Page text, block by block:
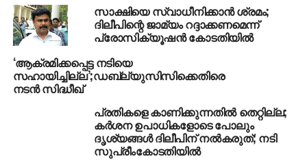
സാക്ഷിയെ സ്വാധീനിക്കാന്‍ ശ്രമം;
ദിലീപിന്റെ ജാമ്യം റദ്ദാക്കണമെന്ന്
പ്രോസിക്യൂഷന്‍ കോടതിയില്‍
‘ആക്രമിക്കപ്പെട്ട നടിയെ
സഹായിച്ചില്ല’;ഡബ്ല്യുസിസിക്കെതിരെ
നടന്‍ സിദ്ധീഖ്
പ്രതികളെ കാണിക്കുന്നതില്‍ തെറ്റില്ല;
കര്‍ശന ഉപാധികളോടെ പോലും
ദൃശ്യങ്ങള്‍ ദിലീപിന് നല്‍കരുത്; നടി
സുപ്രീംകോടതിയില്‍